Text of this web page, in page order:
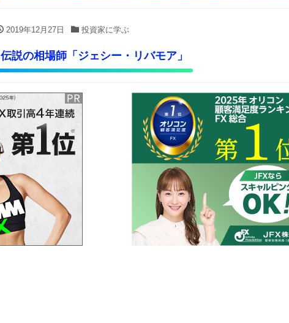
2019年12月27日 投資家に学ぶ
伝説の相場師「ジェシー・リバモア」